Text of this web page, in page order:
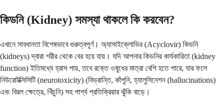
কিডনি (Kidney) সমস্যা থাকলে কি করবেন?
এখানে সাবধানতা বিশেষভাবে গুরুত্বপূর্ণ। অ্যাসাইক্লোভির (Acyclovir) কিডনি
(kidneys) দ্বারা শরীর থেকে বের হয়ে যায়। যদি আপনার কিডনির কার্যকারিতা (kidney
function) ইতিমধ্যে হ্রাস পায়, তবে রক্তে ওষুধের মাত্রা বেশি হতে পারে, যার ফলে
নিউরোটক্সিসিটি (neurotoxicity) (বিভ্রান্তি, কাঁপুনি, হ্যালুসিনেশন (hallucinations)
এবং বিরল ক্ষেত্রে, খিঁচুনি) সহ পার্শ্ব প্রতিক্রিয়ার ঝুঁকি বাড়ে।